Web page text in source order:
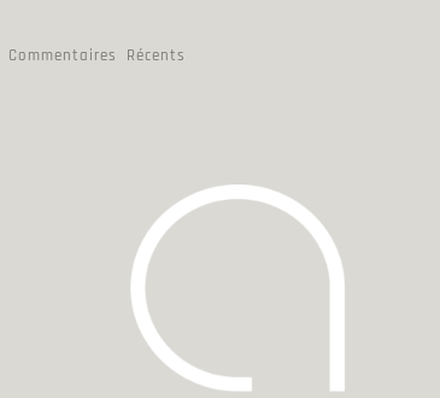
Commentaires Récents